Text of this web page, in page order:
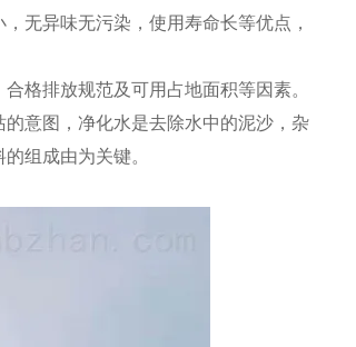
无异味无污染，使用寿命长等优点，
格排放规范及可用占地面积等因素。
意图，净化水是去除水中的泥沙，杂
组成由为关键。